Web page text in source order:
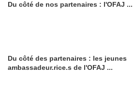
Du côté de nos partenaires : l'OFAJ ...
Du côté des partenaires : les jeunes
ambassadeur.rice.s de l'OFAJ ...